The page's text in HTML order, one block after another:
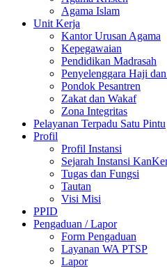
Agama Islam
Unit Kerja
Kantor Urusan Agama
Kepegawaian
Pendidikan Madrasah
Penyelenggara Haji
Pondok Pesantren
Zakat dan Wakaf
Zona Integritas
Pelayanan Terpadu Satu Pintu
Profil
Profil Instansi
Sejarah Instansi
Tugas dan Fungsi
Tautan
Visi Misi
PPID
Pengaduan / Lapor
Form Pengaduan
Layanan WA PTSP
Lapor